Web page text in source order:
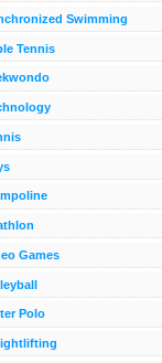
Swimming
Tennis
Games
Polo